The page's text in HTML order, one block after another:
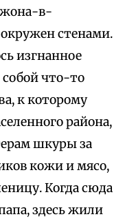
в-
стенами.
изгнанное
собой что-то
к которому
района,
шкуры за
кожи и мясо,
Когда сюда
здесь жили